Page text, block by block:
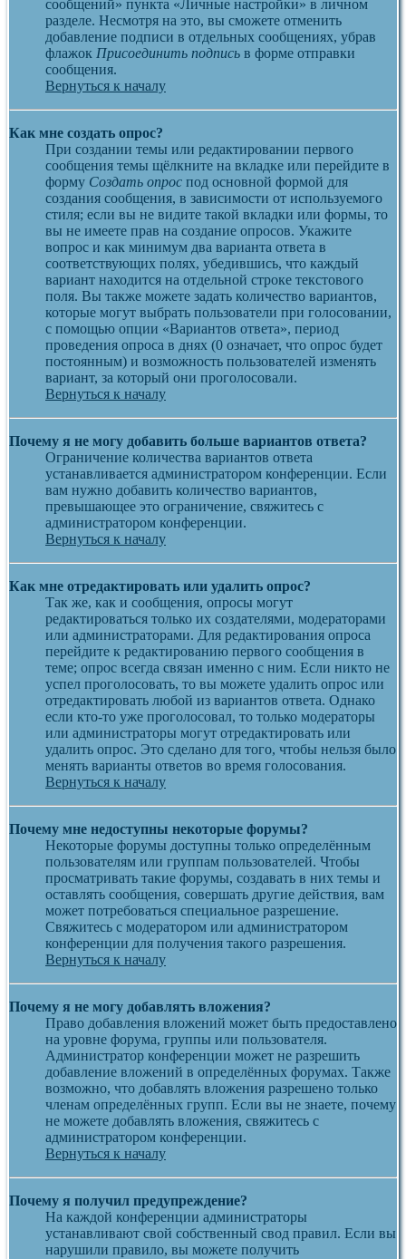
сообщений» пункта «Личные настройки» в личном
разделе. Несмотря на это, вы сможете отменить
добавление подписи в отдельных сообщениях, убрав
флажок Присоединить подпись в форме отправки
сообщения.
Вернуться к началу
Как мне создать опрос?
При создании темы или редактировании первого
сообщения темы щёлкните на вкладке или перейдите в
форму Создать опрос под основной формой для
создания сообщения, в зависимости от используемого
стиля; если вы не видите такой вкладки или формы, то
вы не имеете прав на создание опросов. Укажите
вопрос и как минимум два варианта ответа в
соответствующих полях, убедившись, что каждый
вариант находится на отдельной строке текстового
поля. Вы также можете задать количество вариантов,
которые могут выбрать пользователи при голосовании,
с помощью опции «Вариантов ответа», период
проведения опроса в днях (0 означает, что опрос будет
постоянным) и возможность пользователей изменять
вариант, за который они проголосовали.
Вернуться к началу
Почему я не могу добавить больше вариантов ответа?
Ограничение количества вариантов ответа
устанавливается администратором конференции. Если
вам нужно добавить количество вариантов,
превышающее это ограничение, свяжитесь с
администратором конференции.
Вернуться к началу
Как мне отредактировать или удалить опрос?
Так же, как и сообщения, опросы могут
редактироваться только их создателями, модераторами
или администраторами. Для редактирования опроса
перейдите к редактированию первого сообщения в
теме; опрос всегда связан именно с ним. Если никто не
успел проголосовать, то вы можете удалить опрос или
отредактировать любой из вариантов ответа. Однако
если кто-то уже проголосовал, то только модераторы
или администраторы могут отредактировать или
удалить опрос. Это сделано для того, чтобы нельзя было
менять варианты ответов во время голосования.
Вернуться к началу
Почему мне недоступны некоторые форумы?
Некоторые форумы доступны только определённым
пользователям или группам пользователей. Чтобы
просматривать такие форумы, создавать в них темы и
оставлять сообщения, совершать другие действия, вам
может потребоваться специальное разрешение.
Свяжитесь с модератором или администратором
конференции для получения такого разрешения.
Вернуться к началу
Почему я не могу добавлять вложения?
Право добавления вложений может быть предоставлено
на уровне форума, группы или пользователя.
Администратор конференции может не разрешить
добавление вложений в определённых форумах. Также
возможно, что добавлять вложения разрешено только
членам определённых групп. Если вы не знаете, почему
не можете добавлять вложения, свяжитесь с
администратором конференции.
Вернуться к началу
Почему я получил предупреждение?
На каждой конференции администраторы
устанавливают свой собственный свод правил. Если вы
нарушили правило, вы можете получить